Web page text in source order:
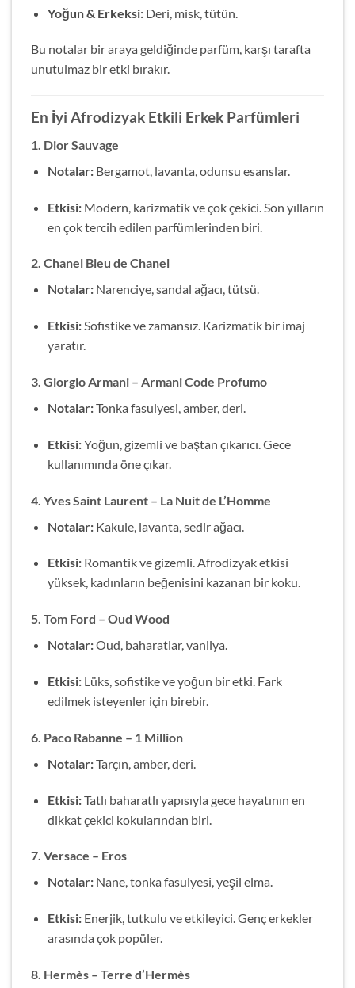
Yoğun & Erkeksi:Deri, misk, tütün.
Bu notalar bir araya geldiğinde parfüm, karşı tarafta
unutulmaz bir etki bırakır.
En İyi Afrodizyak Etkili Erkek Parfümleri
1. Dior Sauvage
Notalar:Bergamot, lavanta, odunsu esanslar.
Etkisi:Modern, karizmatik ve çok çekici. Son yılların
en çok tercih edilen parfümlerinden biri.
2. Chanel Bleu de Chanel
Notalar:Narenciye, sandal ağacı, tütsü.
Etkisi:Sofistike ve zamansız. Karizmatik bir imaj
yaratır.
3. Giorgio Armani – Armani Code Profumo
Notalar:Tonka fasulyesi, amber, deri.
Etkisi:Yoğun, gizemli ve baştan çıkarıcı. Gece
kullanımında öne çıkar.
4. Yves Saint Laurent – La Nuit de L’Homme
Notalar:Kakule, lavanta, sedir ağacı.
Etkisi:Romantik ve gizemli. Afrodizyak etkisi
yüksek, kadınların beğenisini kazanan bir koku.
5. Tom Ford – Oud Wood
Notalar:Oud, baharatlar, vanilya.
Etkisi:Lüks, sofistike ve yoğun bir etki. Fark
edilmek isteyenler için birebir.
6. Paco Rabanne – 1 Million
Notalar:Tarçın, amber, deri.
Etkisi:Tatlı baharatlı yapısıyla gece hayatının en
dikkat çekici kokularından biri.
7. Versace – Eros
Notalar:Nane, tonka fasulyesi, yeşil elma.
Etkisi:Enerjik, tutkulu ve etkileyici. Genç erkekler
arasında çok popüler.
8. Hermès – Terre d’Hermès